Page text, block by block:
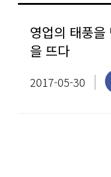
영업의 태풍
을 뜨다
2017-05-30